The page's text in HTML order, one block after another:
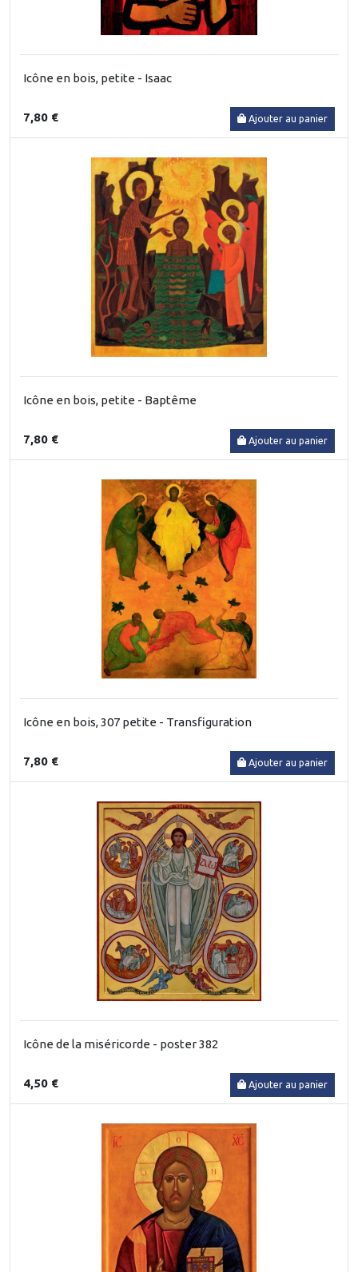
Icône en bois, petite - Isaac
7,80 € Ajouter au panier
Icône en bois, petite - Baptême
7,80 € Ajouter au panier
Icône en bois, 307 petite - Transfiguration
7,80 € Ajouter au panier
Icône de la miséricorde - poster 382
4,50 € Ajouter au panier